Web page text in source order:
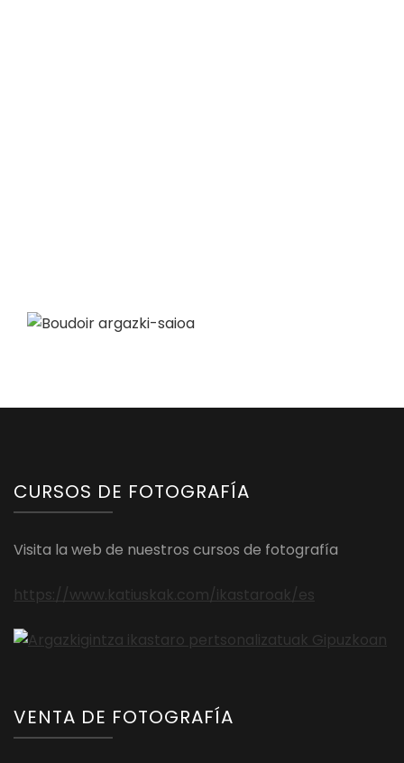
CURSOS DE FOTOGRAFÍA
Visita la web de nuestros cursos de fotografía
https://www.katiuskak.com/ikastaroak/es
VENTA DE FOTOGRAFÍA